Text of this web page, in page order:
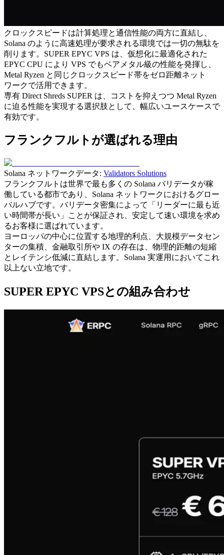
クロックスピードは計算処理と通信性能の両方に直結し、
Solana のように高速処理が要求される環境では一切の無駄を
削ります。SUPER EPYC VPS は、仮想化に最適化された
EPYC CPU により VPS でもベアメタル級の性能を発揮し、
Metal Ryzen と同じクロックスピード帯をゼロ距離ネット
ワークで活用できます。
専有 Direct Shreds SUPER は、コストを抑えつつ Metal Ryzen
に迫る性能を実現する選択肢として、幅広いユースケースで
有効です。
フランクフルトが選ばれる理由
Solana ネットワークデータ: Validators Solutions
フランクフルトは世界で最も多くの Solana バリデータが稼
働している都市であり、Solana ネットワークにおけるグロー
バルハブです。バリデータ密集によって「リーダーに最も近
い時間帯が長い」ことが保証され、安定して速い環境を求め
るお客様に選ばれています。
ヨーロッパの中心に位置する地理的利点、大規模データセン
ターの集積、金融取引所や IX の存在は、物理的距離の短縮
とレイテンシ低減に直結します。Solana 実運用においてこれ
以上ない立地です。
SUPER EPYC VPSとの組み合わせ